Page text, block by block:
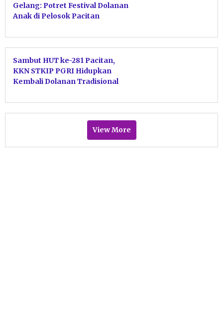
Gelang: Potret Festival Dolanan
Anak di Pelosok Pacitan
Sambut HUT ke-281 Pacitan,
KKN STKIP PGRI Hidupkan
Kembali Dolanan Tradisional
View More